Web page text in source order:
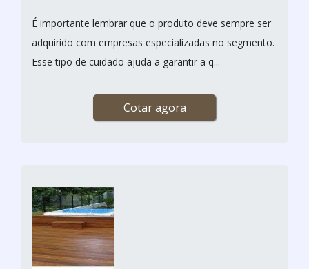
É importante lembrar que o produto deve sempre ser
adquirido com empresas especializadas no segmento.
Esse tipo de cuidado ajuda a garantir a q...
Cotar agora